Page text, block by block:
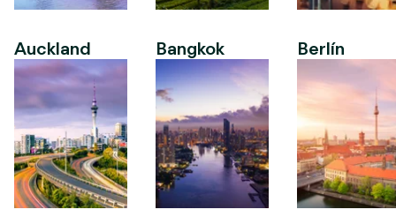
Auckland Bangkok Berlín